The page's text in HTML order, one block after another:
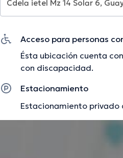
Acceso para personas
Ésta ubicación cuenta
con discapacidad.
Estacionamiento
Estacionamiento privado